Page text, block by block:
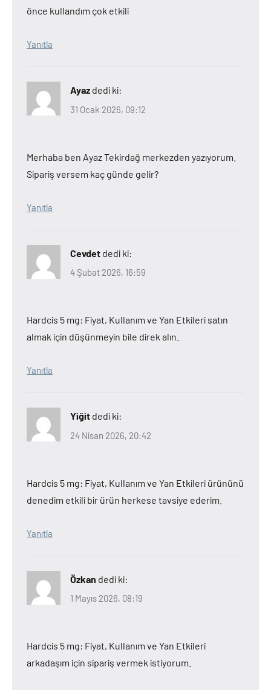
önce kullandım çok etkili
Yanıtla
Ayaz dedi ki:
31 Ocak 2026, 09:12
Merhaba ben Ayaz Tekirdağ merkezden yazıyorum.
Sipariş versem kaç günde gelir?
Yanıtla
Cevdet dedi ki:
4 Şubat 2026, 16:59
Hardcis 5 mg: Fiyat, Kullanım ve Yan Etkileri satın
almak için düşünmeyin bile direk alın.
Yanıtla
Yiğit dedi ki:
24 Nisan 2026, 20:42
Hardcis 5 mg: Fiyat, Kullanım ve Yan Etkileri ürününü
denedim etkili bir ürün herkese tavsiye ederim.
Yanıtla
Özkan dedi ki:
1 Mayıs 2026, 08:19
Hardcis 5 mg: Fiyat, Kullanım ve Yan Etkileri
arkadaşım için sipariş vermek istiyorum.